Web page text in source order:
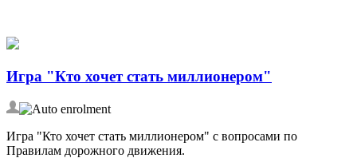
Игра "Кто хочет стать миллионером"
Игра "Кто хочет стать миллионером" с вопросами по
Правилам дорожного движения.